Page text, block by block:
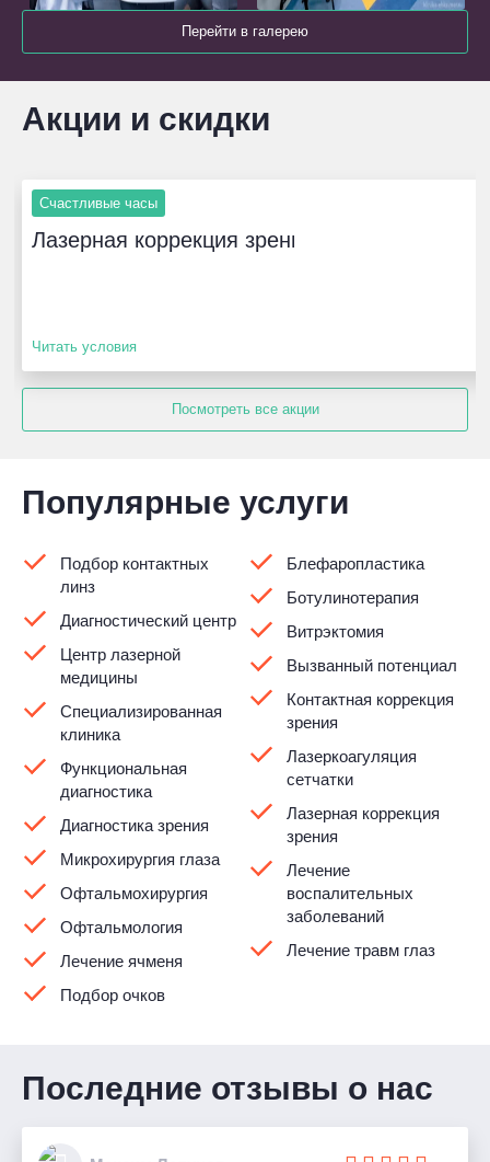
Перейти в галерею
Акции и скидки
Посмотреть все акции
Счастливые часы
Лазерная коррекция зрения от 29 000
Читать условия
Популярные услуги
Подбор контактных
линз
Диагностический центр
Центр лазерной
медицины
Специализированная
клиника
Функциональная
диагностика
Диагностика зрения
Микрохирургия глаза
Офтальмохирургия
Офтальмология
Лечение ячменя
Подбор очков
Блефаропластика
Ботулинотерапия
Витрэктомия
Вызванный потенциал
Контактная коррекция
зрения
Лазеркоагуляция
сетчатки
Лазерная коррекция
зрения
Лечение
воспалительных
заболеваний
Лечение травм глаз
Последние отзывы о нас